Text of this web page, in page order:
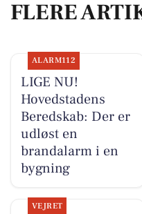
FLERE
ALARM112
LIGE NU!
Hovedstadens
Beredskab: Der er
udløst en
brandalarm i en
bygning
VEJRET